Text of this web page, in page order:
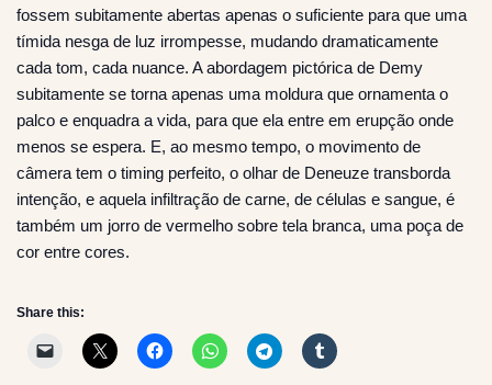
fossem subitamente abertas apenas o suficiente para que uma
tímida nesga de luz irrompesse, mudando dramaticamente
cada tom, cada nuance. A abordagem pictórica de Demy
subitamente se torna apenas uma moldura que ornamenta o
palco e enquadra a vida, para que ela entre em erupção onde
menos se espera. E, ao mesmo tempo, o movimento de
câmera tem o timing perfeito, o olhar de Deneuze transborda
intenção, e aquela infiltração de carne, de células e sangue, é
também um jorro de vermelho sobre tela branca, uma poça de
cor entre cores.
Share this: